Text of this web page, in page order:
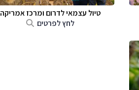
טיול עצמאי לדרום ומרכז אמריקה
לחץ לפרטים